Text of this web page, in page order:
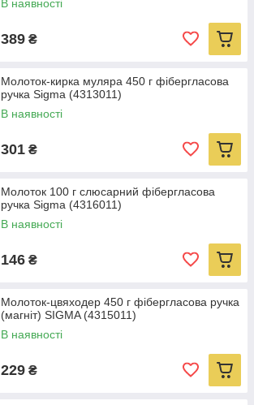
В наявності
389 ₴
Молоток-кирка муляра 450 г фібергласова
ручка Sigma (4313011)
В наявності
301 ₴
Молоток 100 г слюсарний фібергласова
ручка Sigma (4316011)
В наявності
146 ₴
Молоток-цвяходер 450 г фібергласова ручка
(магніт) SIGMA (4315011)
В наявності
229 ₴